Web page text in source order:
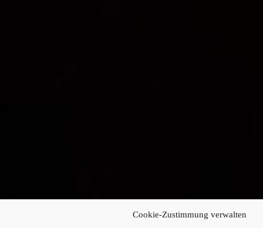
Cookie-Zustimmung verwalten